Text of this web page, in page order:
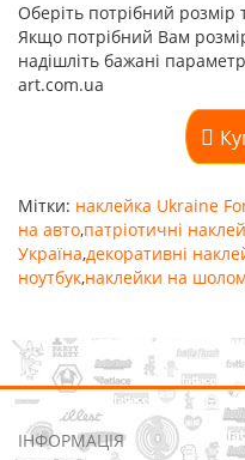
Оберіть потрібний розмір
Якщо потрібний Вам
надішліть бажані
art.com.ua
Мітки: наклейка Ukraine
на авто,патріотичні
Україна,декоративні
ноутбук,наклейки на шолом
ІНФОРМАЦІЯ